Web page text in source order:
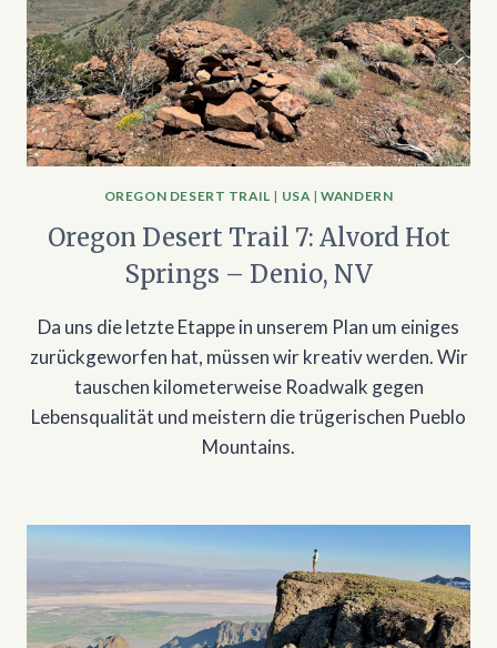
OREGON DESERT TRAIL | USA |WANDERN
Oregon Desert Trail 7: Alvord Hot
Springs – Denio, NV
Da uns die letzte Etappe in unserem Plan um einiges
zurückgeworfen hat, müssen wir kreativ werden. Wir
tauschen kilometerweise Roadwalk gegen
Lebensqualität und meistern die trügerischen Pueblo
Mountains.